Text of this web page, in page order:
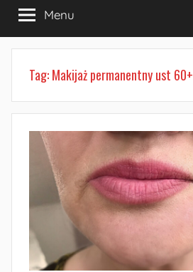
Menu
Tag:Makijaż permanentny ust 60+